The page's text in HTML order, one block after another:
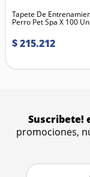
Reduce la
Disminuye la
Fomenta
Ideal para
Plástico
Tapete De
Perro Pet Spa X 100
$215.212
Suscribete!
promociones,